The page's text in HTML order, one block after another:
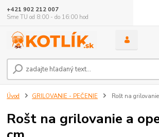
+421 902 212 007
Sme TU od 8:00 - do 16:00 hod
Úvod GRILOVANIE - PEČENIE Rošt na
Rošt na grilovanie a